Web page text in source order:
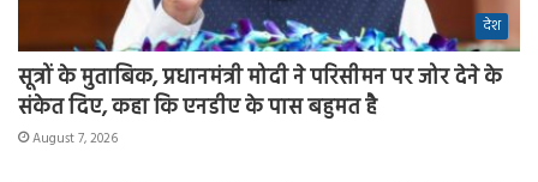
देश
सूत्रों के मुताबिक, प्रधानमंत्री मोदी ने परिसीमन पर जोर देने के
संकेत दिए, कहा कि एनडीए के पास बहुमत है
August 7, 2026